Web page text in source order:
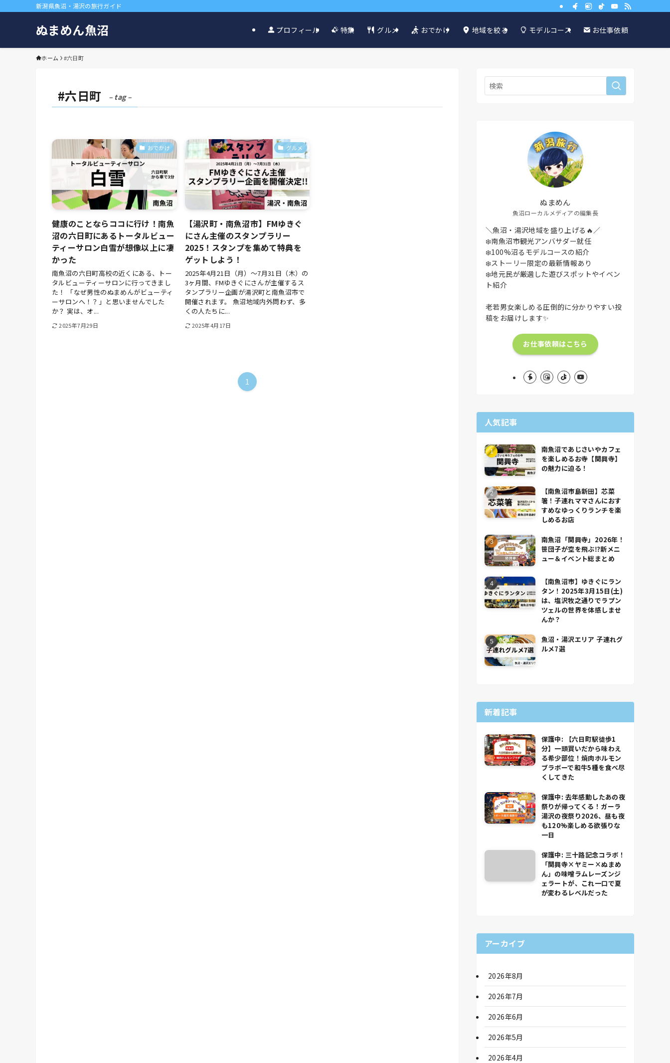
新潟県魚沼・湯沢の旅行ガイド
ぬまめん魚沼 プロフィール 特集 グルメ おでかけ 地域を絞る モデルコース お仕事依頼
ホーム #六日町
#六日町 – tag –
おでかけ
健康のことならココに行け！南魚
沼の六日町にあるトータルビュー
ティーサロン白雪が想像以上に凄
かった
南魚沼の六日町高校の近くにある、トー
タルビューティーサロンに行ってきまし
た！ 「なぜ男性のぬまめんがビューティ
ーサロンへ！？」と思いませんでした
か？ 実は、オ...
2025年7月29日
グルメ
【湯沢町・南魚沼市】FMゆきぐ
にさん主催のスタンプラリー
2025！スタンプを集めて特典を
ゲットしよう！
2025年4月21日（月）〜7月31日（木）の
3ヶ月間、FMゆきぐにさんが主催するス
タンプラリー企画が湯沢町と南魚沼市で
開催されます。 魚沼地域内外問わず、多
くの人たちに...
2025年4月17日
1
ぬまめん
魚沼ローカルメディアの編集長
＼魚沼・湯沢地域を盛り上げる🔥／
❄️南魚沼市観光アンバサダー就任
❄️100%沼るモデルコースの紹介
❄️ストーリー限定の最新情報あり
❄️地元民が厳選した遊びスポットやイベン
ト紹介
老若男女楽しめる圧倒的に分かりやすい投
稿をお届けします✨
お仕事依頼はこちら
人気記事
南魚沼であじさいやカフェ
を楽しめるお寺【関興寺】
の魅力に迫る！
【南魚沼市島新田】芯菜
箸！子連れママさんにおす
すめなゆっくりランチを楽
しめるお店
南魚沼「関興寺」2026年！
笹団子が空を飛ぶ⁉新メニ
ュー＆イベント総まとめ
【南魚沼市】ゆきぐにラン
タン！2025年3月15日(土)
は、塩沢牧之通りでラプン
ツェルの世界を体感しませ
んか？
魚沼・湯沢エリア 子連れグ
ルメ7選
新着記事
保護中: 【六日町駅徒歩1
分】一頭買いだから味わえ
る希少部位！焼肉ホルモン
ブラボーで和牛5種を食べ尽
くしてきた
保護中: 去年感動したあの夜
祭りが帰ってくる！ガーラ
湯沢の夜祭り2026、昼も夜
も120%楽しめる欲張りな
一日
保護中: 三十路記念コラボ！
「関興寺×ヤミー×ぬまめ
ん」の味噌ラムレーズンジ
ェラートが、これ一口で夏
が変わるレベルだった
アーカイブ
2026年8月
2026年7月
2026年6月
2026年5月
2026年4月